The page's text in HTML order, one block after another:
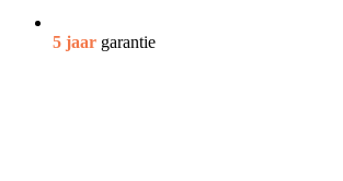
5 jaar garantie